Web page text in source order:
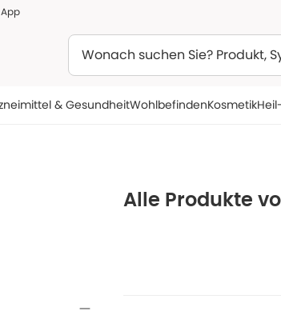
& GesundheitWohlbefindenKosmetik
Alle Produkte